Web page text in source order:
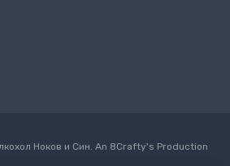
Ноков и Син. An 8Crafty's Production